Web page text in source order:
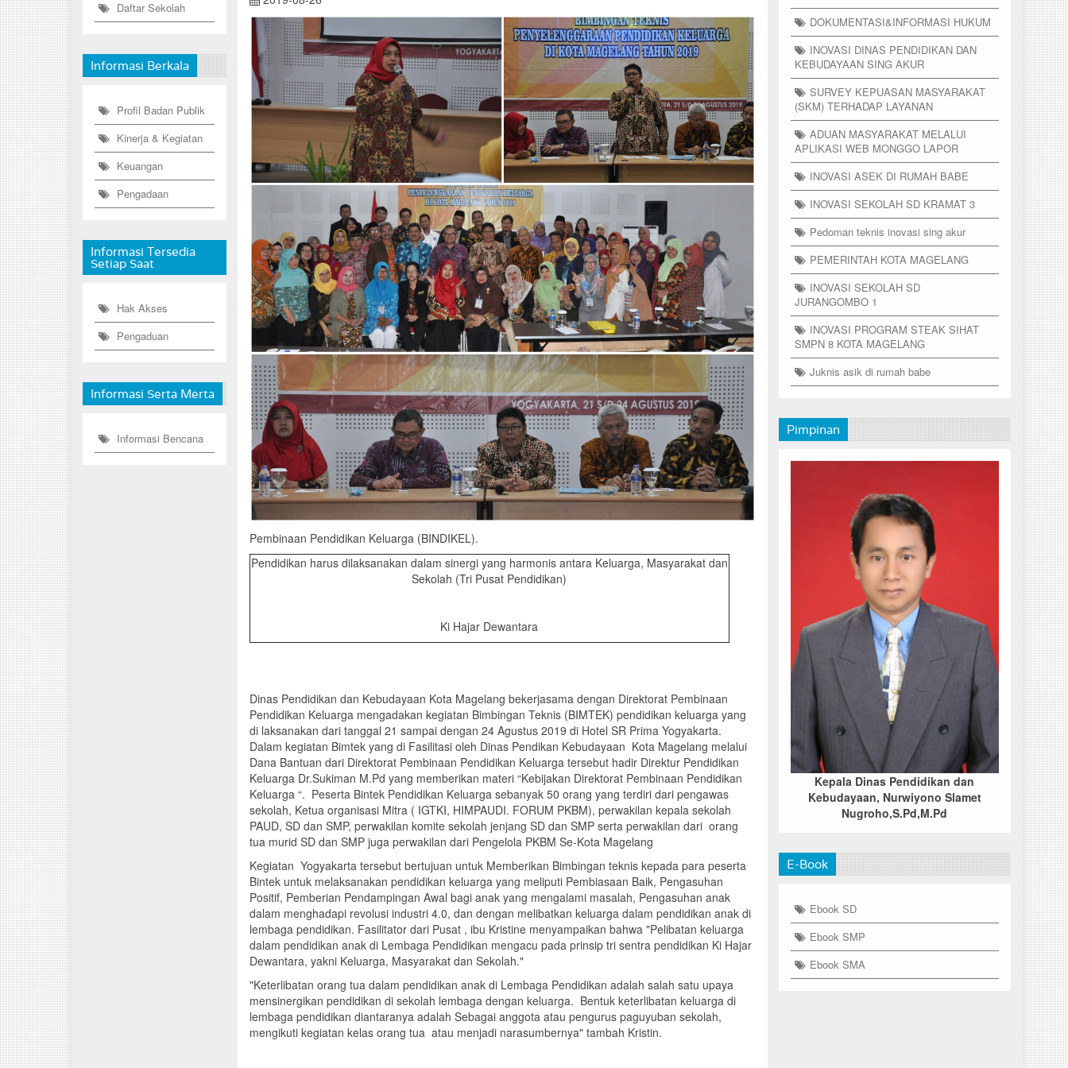
Daftar Sekolah
Informasi Berkala
Profil Badan Publik
Kinerja & Kegiatan
Keuangan
Pengadaan
Informasi Tersedia
Setiap Saat
Hak Akses
Pengaduan
Informasi Serta Merta
Informasi Bencana
Pembinaan Pendidikan Keluarga (BINDIKEL).
Pendidikan harus dilaksanakan dalam sinergi yang harmonis antara Keluarga, Masyarakat dan
Sekolah (Tri Pusat Pendidikan)
Ki Hajar Dewantara
Dinas Pendidikan dan Kebudayaan Kota Magelang bekerjasama dengan Direktorat Pembinaan
Pendidikan Keluarga mengadakan kegiatan Bimbingan Teknis (BIMTEK) pendidikan keluarga yang
di laksanakan dari tanggal 21 sampai dengan 24 Agustus 2019 di Hotel SR Prima Yogyakarta.
Dalam kegiatan Bimtek yang di Fasilitasi oleh Dinas Pendikan Kebudayaan Kota Magelang melalui
Dana Bantuan dari Direktorat Pembinaan Pendidikan Keluarga tersebut hadir Direktur Pendidikan
Keluarga Dr.Sukiman M.Pd yang memberikan materi “Kebijakan Direktorat Pembinaan Pendidikan
Keluarga “. Peserta Bintek Pendidikan Keluarga sebanyak 50 orang yang terdiri dari pengawas
sekolah, Ketua organisasi Mitra ( IGTKI, HIMPAUDI. FORUM PKBM), perwakilan kepala sekolah
PAUD, SD dan SMP, perwakilan komite sekolah jenjang SD dan SMP serta perwakilan dari orang
tua murid SD dan SMP juga perwakilan dari Pengelola PKBM Se-Kota Magelang
Kegiatan Yogyakarta tersebut bertujuan untuk Memberikan Bimbingan teknis kepada para peserta
Bintek untuk melaksanakan pendidikan keluarga yang meliputi Pembiasaan Baik, Pengasuhan
Positif, Pemberian Pendampingan Awal bagi anak yang mengalami masalah, Pengasuhan anak
dalam menghadapi revolusi industri 4.0, dan dengan melibatkan keluarga dalam pendidikan anak di
lembaga pendidikan. Fasilitator dari Pusat , ibu Kristine menyampaikan bahwa "Pelibatan keluarga
dalam pendidikan anak di Lembaga Pendidikan mengacu pada prinsip tri sentra pendidikan Ki Hajar
Dewantara, yakni Keluarga, Masyarakat dan Sekolah."
"Keterlibatan orang tua dalam pendidikan anak di Lembaga Pendidikan adalah salah satu upaya
mensinergikan pendidikan di sekolah lembaga dengan keluarga. Bentuk keterlibatan keluarga di
lembaga pendidikan diantaranya adalah Sebagai anggota atau pengurus paguyuban sekolah,
mengikuti kegiatan kelas orang tua atau menjadi narasumbernya" tambah Kristin.
DOKUMENTASI&INFORMASI HUKUM
INOVASI DINAS PENDIDIKAN DAN
KEBUDAYAAN SING AKUR
SURVEY KEPUASAN MASYARAKAT
(SKM) TERHADAP LAYANAN
ADUAN MASYARAKAT MELALUI
APLIKASI WEB MONGGO LAPOR
INOVASI ASEK DI RUMAH BABE
INOVASI SEKOLAH SD KRAMAT 3
Pedoman teknis inovasi sing akur
PEMERINTAH KOTA MAGELANG
INOVASI SEKOLAH SD
JURANGOMBO 1
INOVASI PROGRAM STEAK SIHAT
SMPN 8 KOTA MAGELANG
Juknis asik di rumah babe
Pimpinan
Kepala Dinas Pendidikan dan
Kebudayaan, Nurwiyono Slamet
Nugroho,S.Pd,M.Pd
E-Book
Ebook SD
Ebook SMP
Ebook SMA